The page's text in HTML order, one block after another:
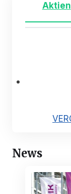
Aktien
News